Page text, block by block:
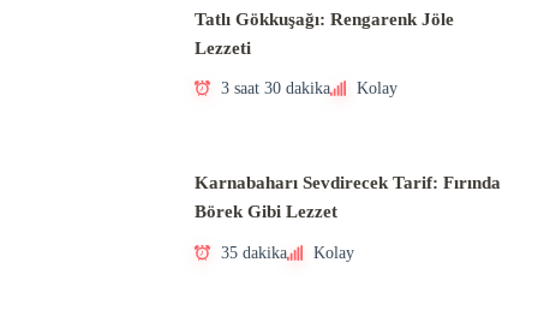
Tatlı Gökkuşağı: Rengarenk Jöle
Lezzeti
3 saat 30 dakika Kolay
Karnabaharı Sevdirecek Tarif: Fırında
Börek Gibi Lezzet
35 dakika Kolay